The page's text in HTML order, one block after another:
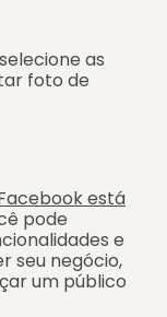
as
foto de
está
pode
e
seu negócio,
um público